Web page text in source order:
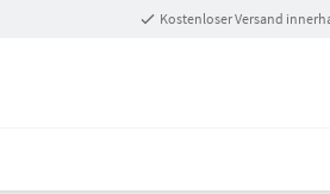
Kostenloser Versand